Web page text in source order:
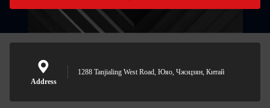
Address
1288 Tanjialing West Road, Юяо, Чжэцзян, Китай